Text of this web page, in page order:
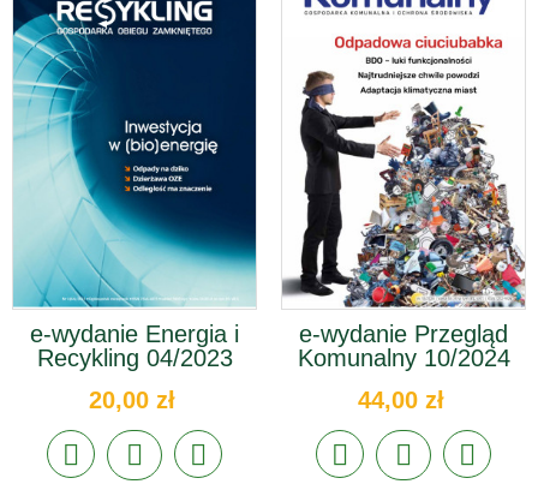
e-wydanie Energia i
Recykling 04/2023
20,00 zł
e-wydanie Przegląd
Komunalny 10/2024
44,00 zł